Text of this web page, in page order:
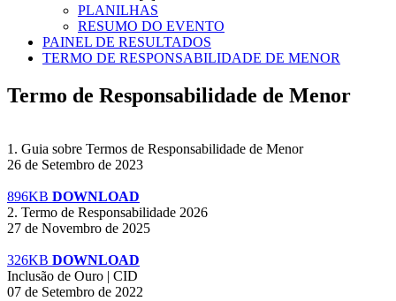
PLANILHAS
RESUMO DO EVENTO
PAINEL DE RESULTADOS
TERMO DE RESPONSABILIDADE DE MENOR
Termo de Responsabilidade de Menor
1. Guia sobre Termos de Responsabilidade de Menor
26 de Setembro de 2023
896KB DOWNLOAD
2. Termo de Responsabilidade 2026
27 de Novembro de 2025
326KB DOWNLOAD
Inclusão de Ouro | CID
07 de Setembro de 2022